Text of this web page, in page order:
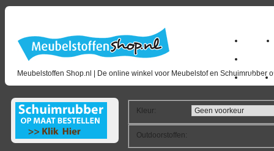
Meubelstoffen Shop.nl | De online winkel voor Meubelstof en Schuimrubber
Home
Outlet
Kleur:
Outdoorstoffen: